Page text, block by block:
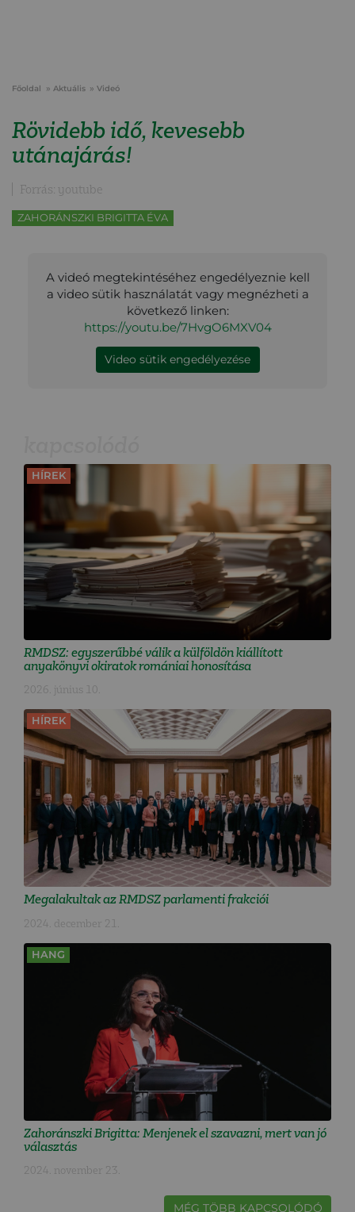
Főoldal Aktuális Videó
Rövidebb idő, kevesebb
utánajárás!
Forrás: youtube
ZAHORÁNSZKI BRIGITTA ÉVA
A videó megtekintéséhez engedélyeznie kell
a video sütik használatát vagy megnézheti a
következő linken:
https://youtu.be/7HvgO6MXV04
Video sütik engedélyezése
HÍREK
RMDSZ: egyszerűbbé válik a külföldön kiállított
anyakönyvi okiratok romániai honosítása
2026. június 10.
HÍREK
Megalakultak az RMDSZ parlamenti frakciói
2024. december 21.
HANG
Zahoránszki Brigitta: Menjenek el szavazni, mert van jó
választás
2024. november 23.
MÉG TÖBB KAPCSOLÓDÓ